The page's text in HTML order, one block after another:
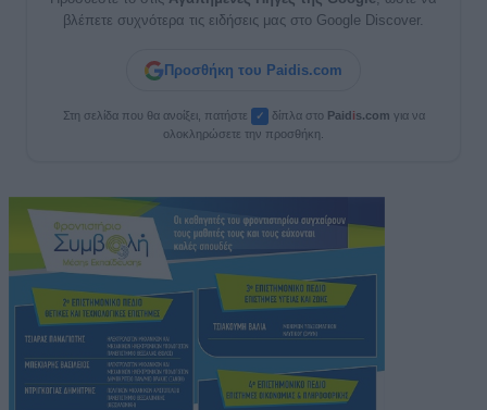
βλέπετε συχνότερα τις ειδήσεις μας στο Google Discover.
Προσθήκη του Paidis.com
Στη σελίδα που θα ανοίξει, πατήστε ✓ δίπλα στο Paidis.com για να
ολοκληρώσετε την προσθήκη.